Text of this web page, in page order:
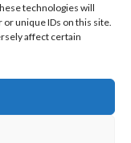
technologies will
or unique IDs on this site.
affect certain
reservados..